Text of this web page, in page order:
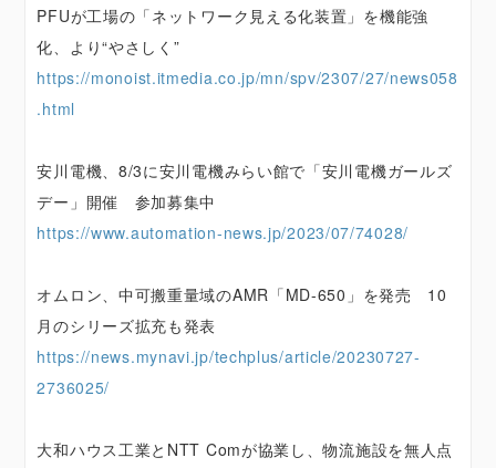
PFUが工場の「ネットワーク見える化装置」を機能強
化、より“やさしく”
https://monoist.itmedia.co.jp/mn/spv/2307/27/news058
.html
安川電機、8/3に安川電機みらい館で「安川電機ガールズ
デー」開催 参加募集中
https://www.automation-news.jp/2023/07/74028/
オムロン、中可搬重量域のAMR「MD-650」を発売 10
月のシリーズ拡充も発表
https://news.mynavi.jp/techplus/article/20230727-
2736025/
大和ハウス工業とNTT Comが協業し、物流施設を無人点